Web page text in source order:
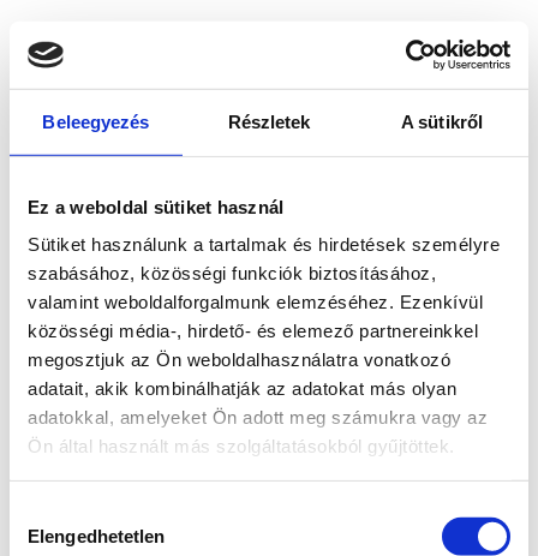
Beleegyezés Részletek A sütikről
Ez a weboldal sütiket használ
Sütiket használunk a tartalmak és hirdetések személyre
szabásához, közösségi funkciók biztosításához,
valamint weboldalforgalmunk elemzéséhez. Ezenkívül
közösségi média-, hirdető- és elemező partnereinkkel
megosztjuk az Ön weboldalhasználatra vonatkozó
adatait, akik kombinálhatják az adatokat más olyan
adatokkal, amelyeket Ön adott meg számukra vagy az
Ön által használt más szolgáltatásokból gyűjtöttek.
kiválasztása
Elengedhetetlen
loadingwww.bicapp.hu
(see the browser console for more